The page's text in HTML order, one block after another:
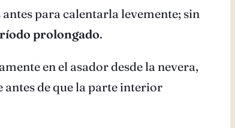
para calentarla levemente; sin
prolongado.
en el asador desde la nevera,
antes de que la parte interior